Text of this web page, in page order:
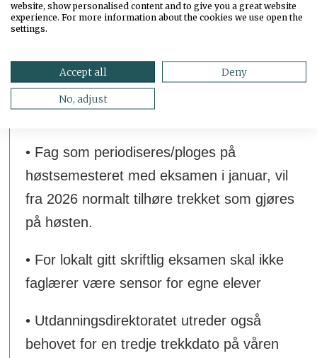
Utdanningsdirektoratet
eksamen kan gjennomføres på mandager
og første dag etter offentlig helligdag eller
høytidsdag.
• Fag som periodiseres/ploges på
høstsemesteret med eksamen i januar, vil
fra 2026 normalt tilhøre trekket som gjøres
på høsten.
• For lokalt gitt skriftlig eksamen skal ikke
faglærer være sensor for egne elever
• Utdanningsdirektoratet utreder også
behovet for en tredje trekkdato på våren
website, show personalised content and to give you a great website
experience. For more information about the cookies we use open the
settings.
Accept all Deny
No, adjust